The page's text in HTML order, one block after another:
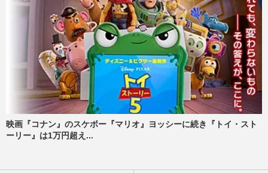
映画『コナン』のスケボー『マリオ』ヨッシーに続き『トイ・スト
ーリー』は1万円超え...